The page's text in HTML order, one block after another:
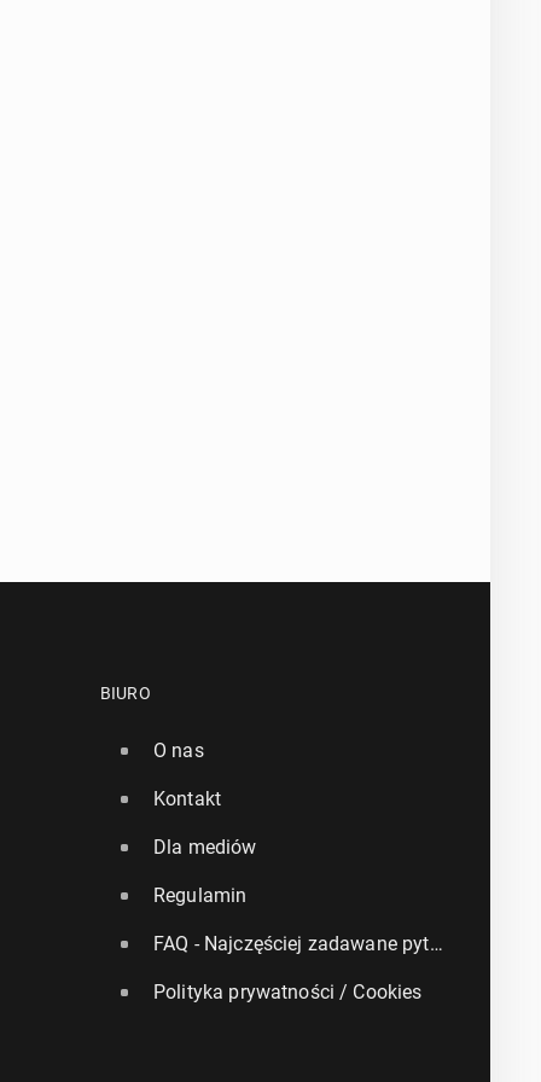
BIURO
O nas
Kontakt
Dla mediów
Regulamin
FAQ - Najczęściej zadawane pytania
Polityka prywatności / Cookies